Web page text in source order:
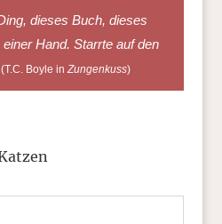
dieses Buch, dieses
Hand. Starrte auf den
(T.C. Boyle in Zungenkuss)